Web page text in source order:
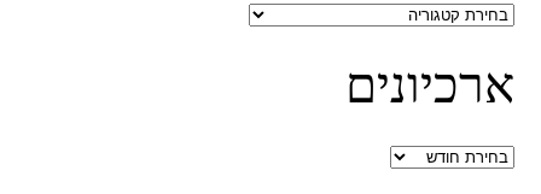
קטגוריות
ארכיונים
ארכיונים